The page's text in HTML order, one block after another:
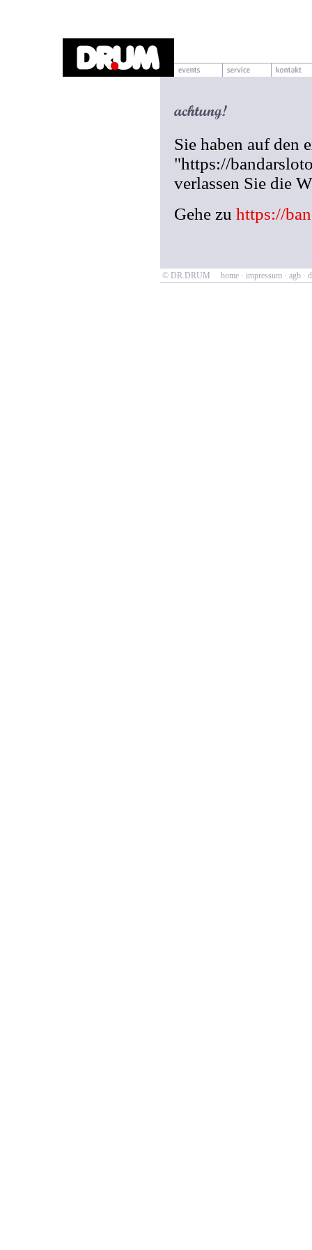
Sie haben auf den
"https://
verlassen Sie die
Gehe zu https://
© DR.DRUM home · impressum · agb ·